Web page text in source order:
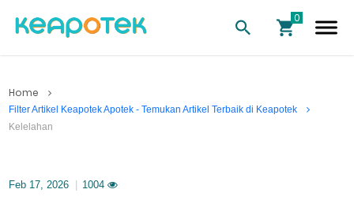
Home
Filter Artikel Keapotek Apotek - Temukan Artikel Terbaik di Keapotek
Kelelahan
Feb 17, 2026 1004